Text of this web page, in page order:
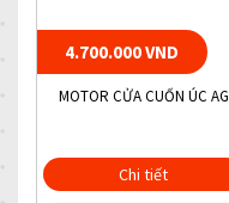
4.700.000 VND
MOTOR CỬA CUỐN ÚC AG
Chi tiết